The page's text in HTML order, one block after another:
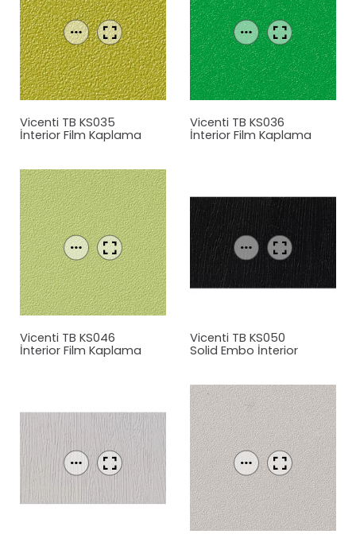
Vicenti TB KS035
İnterior Film Kaplama
Vicenti TB KS036
İnterior Film Kaplama
Vicenti TB KS046
İnterior Film Kaplama
Vicenti TB KS050
Solid Embo İnterior